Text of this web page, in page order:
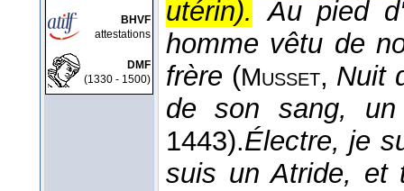
BHVF
attestations
DMF
(1330 - 1500)
utérin). Au pied
homme vêtu de
frère (Musset, Nuit
de son sang,
1443).Électre, je
suis un Atride, et